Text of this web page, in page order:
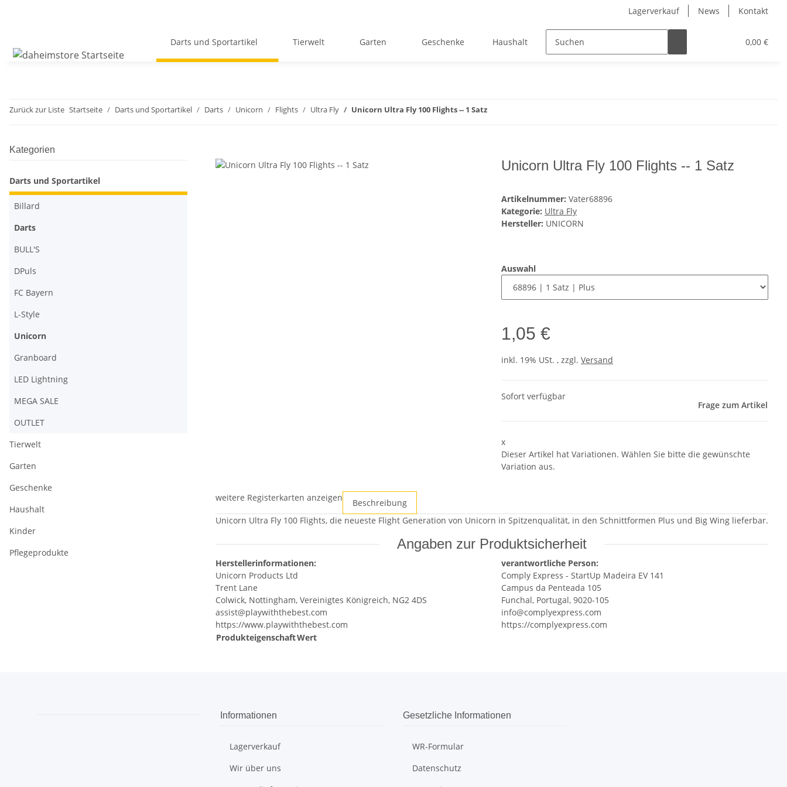
Lagerverkauf News Kontakt
0,00 €
Darts und Sportartikel Tierwelt Garten Geschenke Haushalt Kinder Hersteller
Zurück zur Liste Startseite Darts und Sportartikel Darts Unicorn Flights Ultra Fly Unicorn Ultra Fly 100 Flights -- 1 Satz
Unicorn Ultra Fly 100 Flights -- 1 Satz
Artikelnummer: Vater68896
Kategorie: Ultra Fly
Hersteller: UNICORN
Auswahl
1,05 €
inkl. 19% USt. , zzgl. Versand
Sofort verfügbar
Frage zum Artikel
x
Dieser Artikel hat Variationen. Wählen Sie bitte die gewünschte
Variation aus.
weitere Registerkarten anzeigen
Beschreibung
Unicorn Ultra Fly 100 Flights, die neueste Flight Generation von Unicorn in Spitzenqualität, in den Schnittformen Plus und Big Wing lieferbar.
Angaben zur Produktsicherheit
Herstellerinformationen:
Unicorn Products Ltd
Trent Lane
Colwick, Nottingham, Vereinigtes Königreich, NG2 4DS
assist@playwiththebest.com
https://www.playwiththebest.com
verantwortliche Person:
Comply Express - StartUp Madeira EV 141
Campus da Penteada 105
Funchal, Portugal, 9020-105
info@complyexpress.com
https://complyexpress.com
ProdukteigenschaftWert
Kategorien
Darts und Sportartikel
Billard
Darts
BULL'S
DPuls
FC Bayern
L-Style
Unicorn
Granboard
LED Lightning
MEGA SALE
OUTLET
Tierwelt
Garten
Geschenke
Haushalt
Kinder
Pflegeprodukte
Informationen
Lagerverkauf
Wir über uns
Gesetzliche Informationen
WR-Formular
Datenschutz